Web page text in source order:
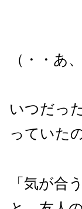
（・・あ
いつだっ
っていた
「気が合